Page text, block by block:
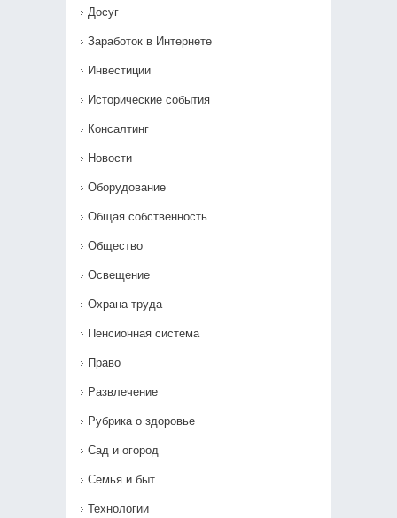
Досуг
Заработок в Интернете
Инвестиции
Исторические события
Консалтинг
Новости
Оборудование
Общая собственность
Общество
Освещение
Охрана труда
Пенсионная система
Право
Развлечение
Рубрика о здоровье
Сад и огород
Семья и быт
Технологии